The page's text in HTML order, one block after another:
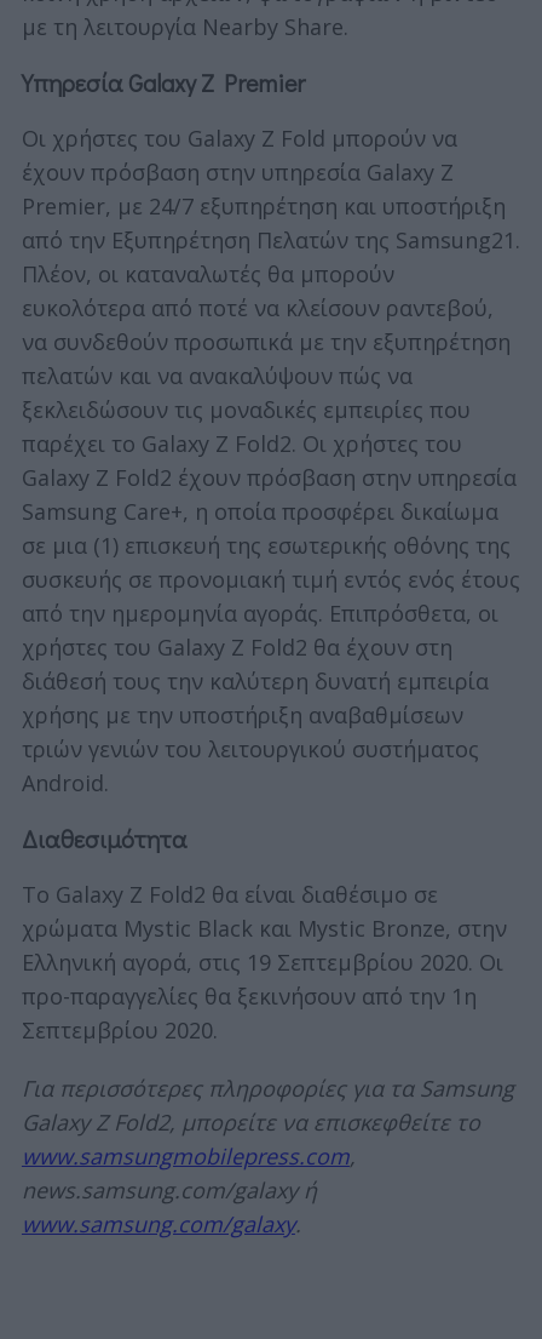
με τη λειτουργία Nearby Share.
Υπηρεσία Galaxy Z Premier
Οι χρήστες του Galaxy Z Fold μπορούν να
έχουν πρόσβαση στην υπηρεσία Galaxy Z
Premier, με 24/7 εξυπηρέτηση και υποστήριξη
από την Εξυπηρέτηση Πελατών της Samsung21.
Πλέον, οι καταναλωτές θα μπορούν
ευκολότερα από ποτέ να κλείσουν ραντεβού,
να συνδεθούν προσωπικά με την εξυπηρέτηση
πελατών και να ανακαλύψουν πώς να
ξεκλειδώσουν τις μοναδικές εμπειρίες που
παρέχει το Galaxy Z Fold2. Οι χρήστες του
Galaxy Z Fold2 έχουν πρόσβαση στην υπηρεσία
Samsung Care+, η οποία προσφέρει δικαίωμα
σε μια (1) επισκευή της εσωτερικής οθόνης της
συσκευής σε προνομιακή τιμή εντός ενός έτους
από την ημερομηνία αγοράς. Επιπρόσθετα, οι
χρήστες του Galaxy Z Fold2 θα έχουν στη
διάθεσή τους την καλύτερη δυνατή εμπειρία
χρήσης με την υποστήριξη αναβαθμίσεων
τριών γενιών του λειτουργικού συστήματος
Android.
Διαθεσιμότητα
Το Galaxy Z Fold2 θα είναι διαθέσιμο σε
χρώματα Mystic Black και Mystic Bronze, στην
Ελληνική αγορά, στις 19 Σεπτεμβρίου 2020. Οι
προ-παραγγελίες θα ξεκινήσουν από την 1η
Σεπτεμβρίου 2020.
Για περισσότερες πληροφορίες για τα Samsung
Galaxy Z Fold2, μπορείτε να επισκεφθείτε το
www.samsungmobilepress.com,
news.samsung.com/galaxy ή
www.samsung.com/galaxy.